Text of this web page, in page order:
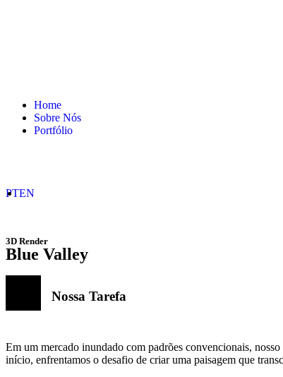
Home
Sobre Nós
Portfólio
PTEN
3D Render
Blue Valley
Nossa Tarefa
Em um mercado inundado com padrões convencionais,
início, enfrentamos o desafio de criar uma paisagem que